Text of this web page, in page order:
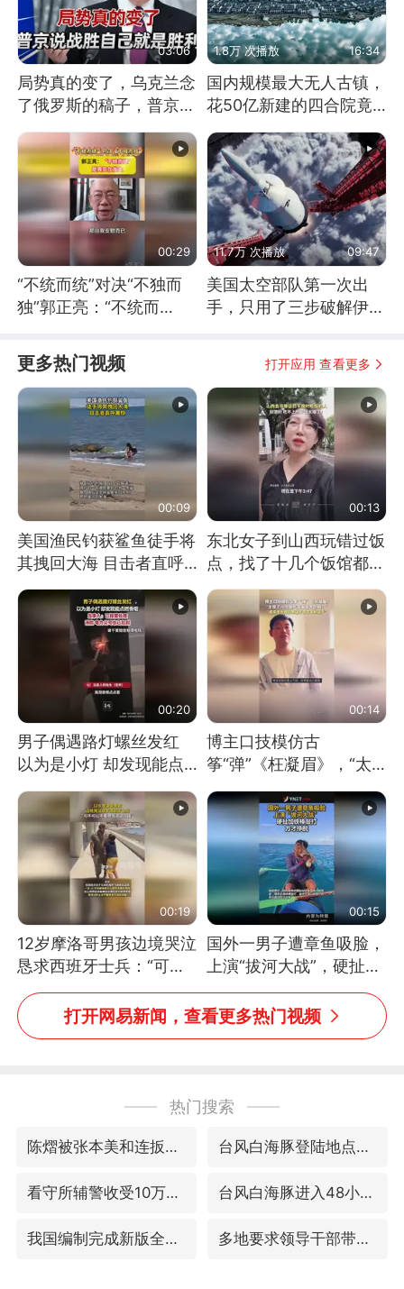
03:06
局势真的变了，乌克兰念
了俄罗斯的稿子，普京说
1.8万 次播放 16:34
国内规模最大无人古镇，
花50亿新建的四合院竟
00:29
“不统而统”对决“不独而
独”郭正亮：“不统而
11.7万 次播放 09:47
美国太空部队第一次出
手，只用了三步破解伊朗
更多热门视频 打开应用 查看更多
00:09
美国渔民钓获鲨鱼徒手将
其拽回大海 目击者直呼
震惊 （视频来源：参考
消息）
00:13
东北女子到山西玩错过饭
点，找了十几个饭馆都没
开门：午休到几点
00:20
男子偶遇路灯螺丝发红
以为是小灯 却发现能点
燃香烟 当事人：已报警
处理
00:14
博主口技模仿古
筝“弹”《枉凝眉》，“太
像了～你是吃古筝长大的
吗？”“或将成为首位考级
不带古筝的选手。”（来
源：新华每日电讯）
00:19
12岁摩洛哥男孩边境哭泣
恳求西班牙士兵：“可不
可以不要把我遣返回国”
00:15
国外一男子遭章鱼吸脸，
上演“拔河大战”，硬扯加
铁棒敲打方才挣脱
打开网易新闻，查看更多热门视频
热门搜索
陈熠被张本美和连扳三局逆转 台风白海豚登陆地点更新
看守所辅警收受10万获刑1年 台风白海豚进入48小时警戒线
我国编制完成新版全月地质图 多地要求领导干部带头休假